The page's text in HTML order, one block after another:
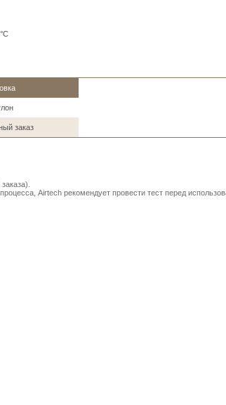
заказ
Airtech рекомендует провести тест перед